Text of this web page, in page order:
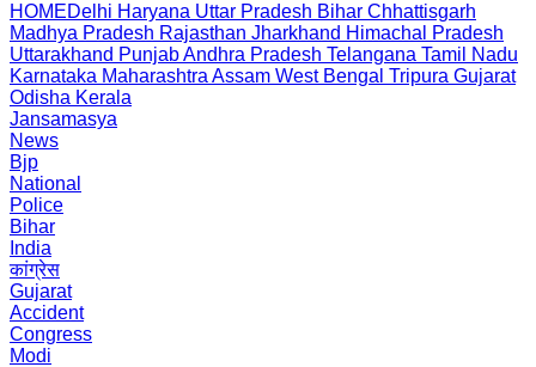
HOMEDelhi Haryana Uttar Pradesh Bihar Chhattisgarh
Madhya Pradesh Rajasthan Jharkhand Himachal Pradesh
Uttarakhand PunjabAndhra Pradesh Telangana Tamil Nadu
Karnataka Maharashtra Assam West Bengal Tripura Gujarat
Odisha Kerala
Jansamasya
News
Bjp
National
Police
Bihar
India
कांग्रेस
Gujarat
Accident
Congress
Modi